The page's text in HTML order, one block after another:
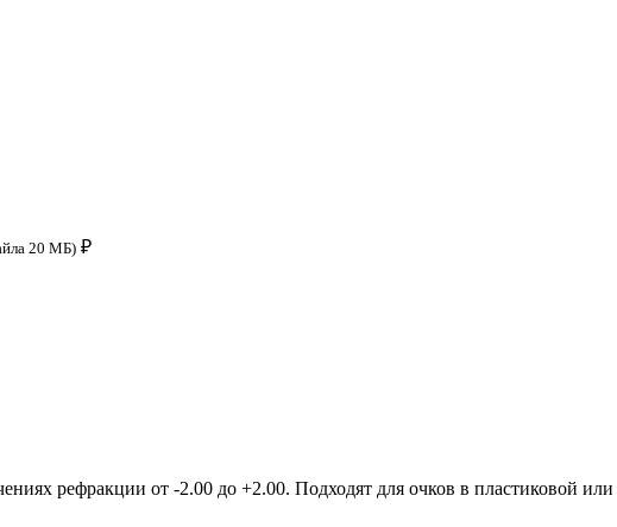
20 МБ) ₽
рефракции от -2.00 до +2.00. Подходят для очков в пластиковой или